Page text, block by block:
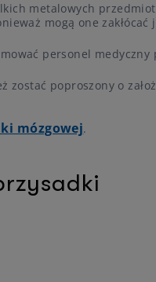
metalowych
mogą one zakłócać
personel medyczny
zostać poproszony o
mózgowej.